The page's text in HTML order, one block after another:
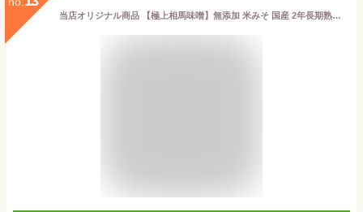
当店オリジナル商品 【極上相馬味噌】無添加 米みそ 国産 2年長期熟成 天然醸造 赤味噌 麹歩合10割 蔵出し味噌 産地直送 福島 相馬 大豆 とよまさり 味噌 みそ汁 酵素 菌活 発酵食品 発酵 おすすめ 創業150年 老舗の味 ふくしまプライド